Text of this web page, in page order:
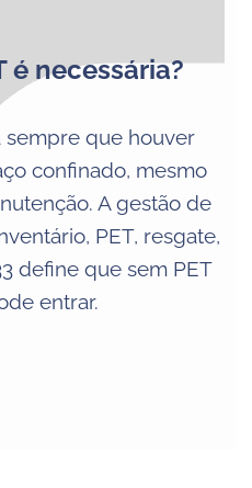
é necessária?
sempre que houver
confinado, mesmo
A gestão de
PET, resgate,
define que sem PET
entrar.